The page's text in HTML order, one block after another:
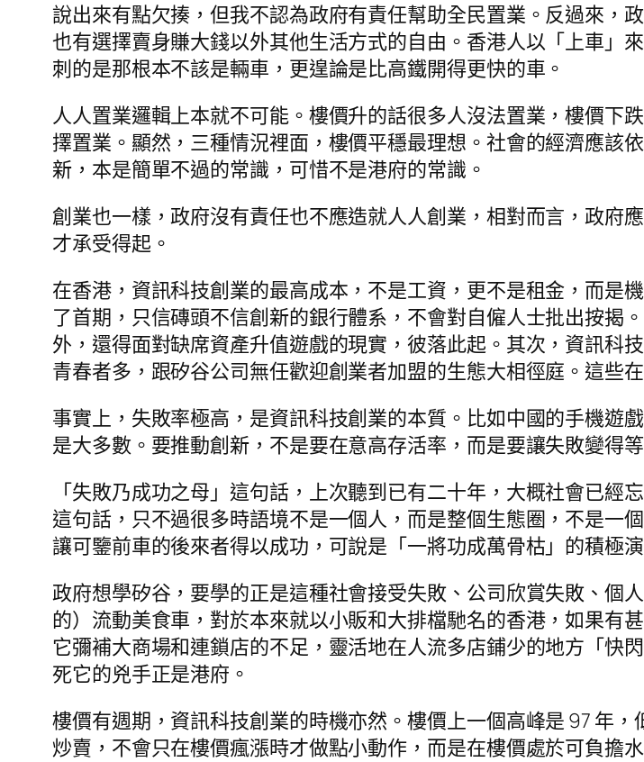
說出來有點欠揍，但我不認為政府有責任幫助全民置業。反過來，
也有選擇賣身賺大錢以外其他生活方式的自由。香港人以「上車」
刺的是那根本不該是輛車，更遑論是比高鐵開得更快的車。
人人置業邏輯上本就不可能。樓價升的話很多人沒法置業，樓價下
擇置業。顯然，三種情況裡面，樓價平穩最理想。社會的經濟應該
新，本是簡單不過的常識，可惜不是港府的常識。
創業也一樣，政府沒有責任也不應造就人人創業，相對而言，政府
才承受得起。
在香港，資訊科技創業的最高成本，不是工資，更不是租金，而是
了首期，只信磚頭不信創新的銀行體系，不會對自僱人士批出按揭
外，還得面對缺席資產升值遊戲的現實，彼落此起。其次，資訊科
青春者多，跟矽谷公司無任歡迎創業者加盟的生態大相徑庭。這些
事實上，失敗率極高，是資訊科技創業的本質。比如中國的手機遊
是大多數。要推動創新，不是要在意高存活率，而是要讓失敗變得
「失敗乃成功之母」這句話，上次聽到已有二十年，大概社會已
這句話，只不過很多時語境不是一個人，而是整個生態圈，不是一
讓可鑒前車的後來者得以成功，可說是「一將功成萬骨枯」的積極演
政府想學矽谷，要學的正是這種社會接受失敗、公司欣賞失敗、個
的）流動美食車，對於本來就以小販和大排檔馳名的香港，如果有
它彌補大商場和連鎖店的不足，靈活地在人流多店鋪少的地方「快
死它的兇手正是港府。
樓價有週期，資訊科技創業的時機亦然。樓價上一個高峰是 97 年
炒賣，不會只在樓價瘋漲時才做點小動作，而是在樓價處於可負擔